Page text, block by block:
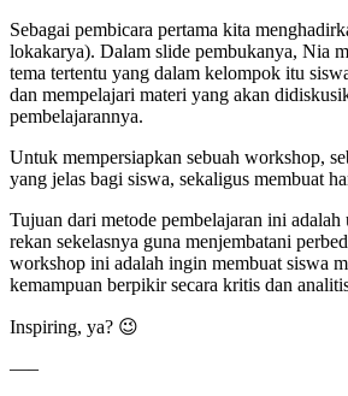
Sebagai pembicara pertama kita
lokakarya). Dalam slide pembukanya, Nia
tema tertentu yang dalam kelompok itu
dan mempelajari materi yang akan
pembelajarannya.
Untuk mempersiapkan sebuah workshop,
yang jelas bagi siswa, sekaligus membuat
Tujuan dari metode pembelajaran ini
rekan sekelasnya guna menjembatani
workshop ini adalah ingin membuat siswa
kemampuan berpikir secara kritis dan
Inspiring, ya? 😉
—–